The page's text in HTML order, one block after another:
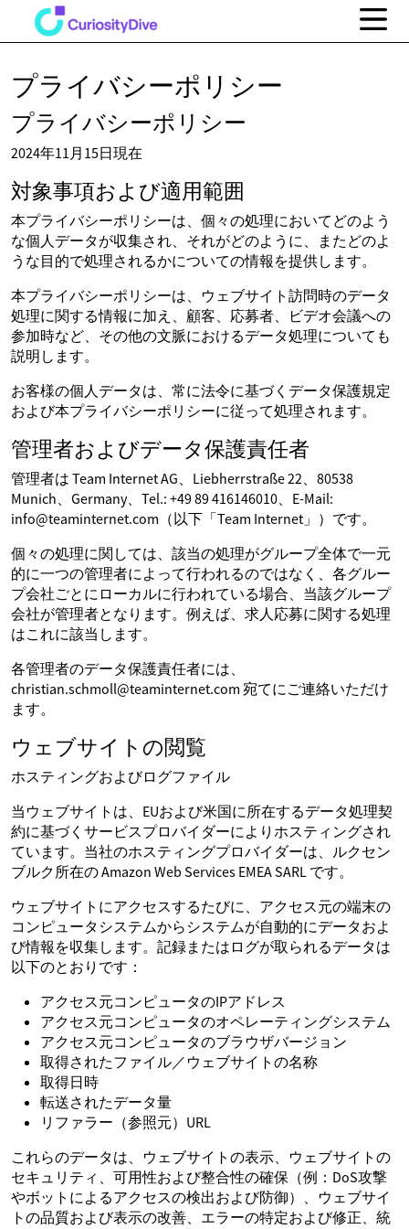
プライバシーポリシー
プライバシーポリシー
2024年11月15日現在
対象事項および適用範囲
本プライバシーポリシーは、個々の処理においてどのよう
な個人データが収集され、それがどのように、またどのよ
うな目的で処理されるかについての情報を提供します。
本プライバシーポリシーは、ウェブサイト訪問時のデータ
処理に関する情報に加え、顧客、応募者、ビデオ会議への
参加時など、その他の文脈におけるデータ処理についても
説明します。
お客様の個人データは、常に法令に基づくデータ保護規定
および本プライバシーポリシーに従って処理されます。
管理者およびデータ保護責任者
管理者は Team Internet AG、Liebherrstraße 22、80538
Munich、Germany、Tel.: +49 89 416146010、E-Mail:
info@teaminternet.com（以下「Team Internet」）です。
個々の処理に関しては、該当の処理がグループ全体で一元
的に一つの管理者によって行われるのではなく、各グルー
プ会社ごとにローカルに行われている場合、当該グループ
会社が管理者となります。例えば、求人応募に関する処理
はこれに該当します。
各管理者のデータ保護責任者には、
christian.schmoll@teaminternet.com 宛てにご連絡いただけ
ます。
ウェブサイトの閲覧
ホスティングおよびログファイル
当ウェブサイトは、EUおよび米国に所在するデータ処理契
約に基づくサービスプロバイダーによりホスティングされ
ています。当社のホスティングプロバイダーは、ルクセン
ブルク所在の Amazon Web Services EMEA SARL です。
ウェブサイトにアクセスするたびに、アクセス元の端末の
コンピュータシステムからシステムが自動的にデータおよ
び情報を収集します。記録またはログが取られるデータは
以下のとおりです：
アクセス元コンピュータのIPアドレス
アクセス元コンピュータのオペレーティングシステム
アクセス元コンピュータのブラウザバージョン
取得されたファイル／ウェブサイトの名称
取得日時
転送されたデータ量
リファラー（参照元）URL
これらのデータは、ウェブサイトの表示、ウェブサイトの
セキュリティ、可用性および整合性の確保（例：DoS攻撃
やボットによるアクセスの検出および防御）、ウェブサイ
トの品質および表示の改善、エラーの特定および修正、統